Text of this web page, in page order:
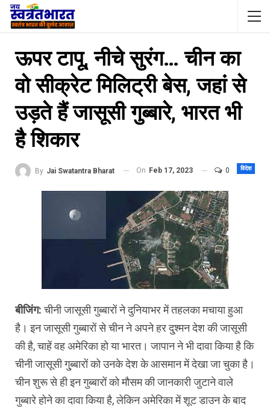
ऊपर टापू, नीचे सुरंग… चीन का
वो सीक्रेट मिलिट्री बेस, जहां से
उड़ते हैं जासूसी गुब्बारे, भारत भी
है शिकार
विदेश
By Jai Swatantra Bharat On Feb 17, 2023 0
बीजिंग:चीनी जासूसी गुब्बारों ने दुनियाभर में तहलका मचाया हुआ
है। इन जासूसी गुब्बारों से चीन ने अपने हर दु्श्मन देश की जासूसी
की है, चाहें वह अमेरिका हो या भारत। जापान ने भी दावा किया है कि
चीनी जासूसी गु्ब्बारों को उनके देश के आसमान में देखा जा चुका है।
चीन शुरू से ही इन गुब्बारों को मौसम की जानकारी जुटाने वाले
गुब्बारे होने का दावा किया है, लेकिन अमेरिका में शूट डाउन के बाद